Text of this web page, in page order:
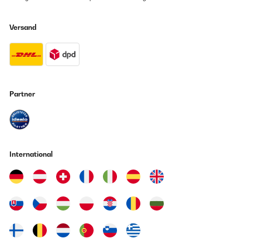
Versand
Partner
International